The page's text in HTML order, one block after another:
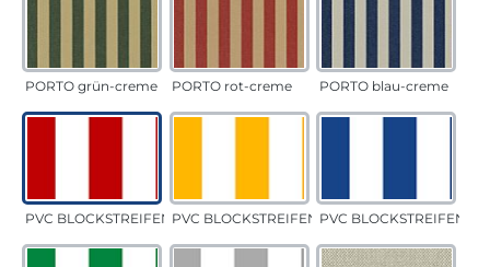
PORTO grün-creme PORTO rot-creme PORTO blau-creme
PVC BLOCKSTREIFEN rotPVC BLOCKSTREIFEN gelbPVC BLOCKSTREIFEN